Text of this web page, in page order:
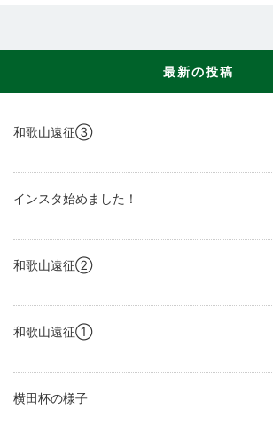
最新の投稿
和歌山遠征③
インスタ始めました！
和歌山遠征②
和歌山遠征①
横田杯の様子